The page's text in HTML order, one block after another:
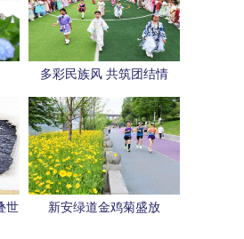
多彩民族风 共筑团结情
世
新安绿道金鸡菊盛放